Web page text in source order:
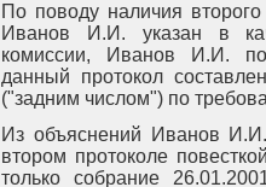
По поводу наличия
Иванов И.И. указан в
комиссии, Иванов И.И.
данный протокол
("задним числом") по
Из объяснений Иванов
втором протоколе
только собрание